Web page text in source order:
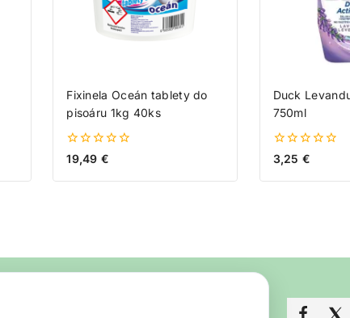
Fixinela Oceán tablety do
pisoáru 1kg 40ks
0
5
19,49€
Duck
750ml
0
z
5
3,25 €